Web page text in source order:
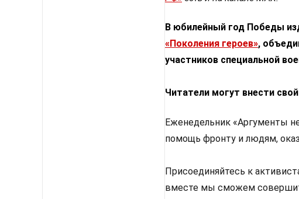
В юбилейный год Победы
«Поколения героев»,
участников специальной
Читатели могут внести
Еженедельник «Аргументы
помощь фронту и людям,
Присоединяйтесь к
вместе мы сможем